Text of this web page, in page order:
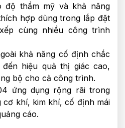
độ thẩm mỹ và khả năng
hợp dùng trong lắp đặt
cùng nhiều công trình
khả năng cố định chắc
hiệu quả thị giác cao,
bộ cho cả công trình.
ứng dụng rộng rãi trong
cơ khí, kim khí, cố định mái
cáo.